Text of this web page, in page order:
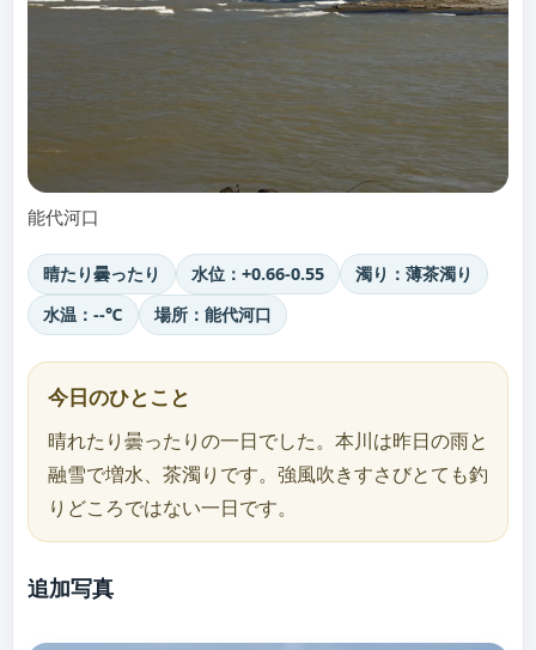
能代河口
晴たり曇ったり 水位：+0.66-0.55
濁り：薄茶濁り
水温：--℃
場所：能代河口
今日のひとこと
晴れたり曇ったりの一日でした。本川は昨日の雨と
融雪で増水、茶濁りです。強風吹きすさびとても釣
りどころではない一日です。
追加写真